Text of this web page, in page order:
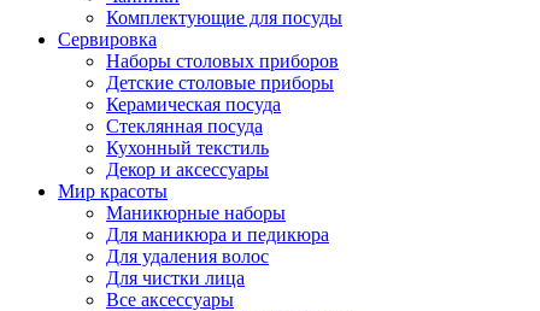
Комплектующие для посуды
Сервировка
Наборы столовых приборов
Детские столовые приборы
Керамическая посуда
Стеклянная посуда
Кухонный текстиль
Декор и аксессуары
Мир красоты
Маникюрные наборы
Для маникюра и педикюра
Для удаления волос
Для чистки лица
Все аксессуары